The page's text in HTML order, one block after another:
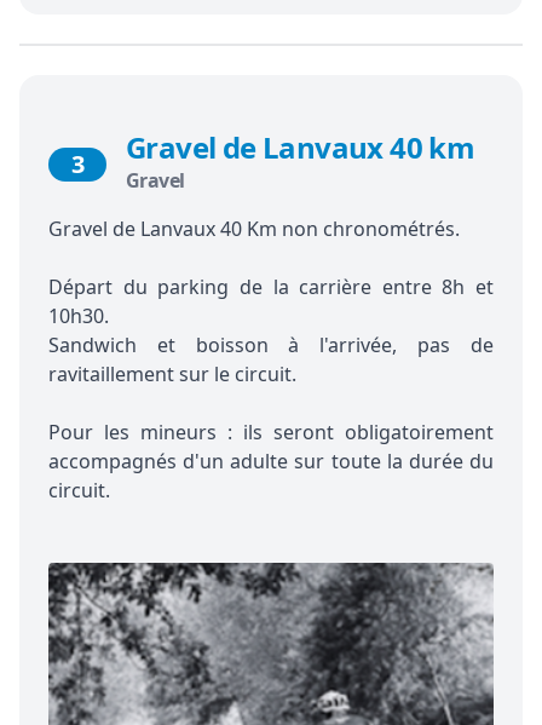
3 Gravel de Lanvaux 40 km
Gravel
Gravel de Lanvaux 40 Km non chronométrés.
Départ du parking de la carrière entre 8h et
10h30.
Sandwich et boisson à l'arrivée, pas de
ravitaillement sur le circuit.
Pour les mineurs : ils seront obligatoirement
accompagnés d'un adulte sur toute la durée du
circuit.